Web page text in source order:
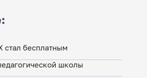
стал бесплатным
школы